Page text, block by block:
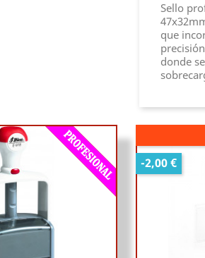
Sello
que
donde
-2,00 €